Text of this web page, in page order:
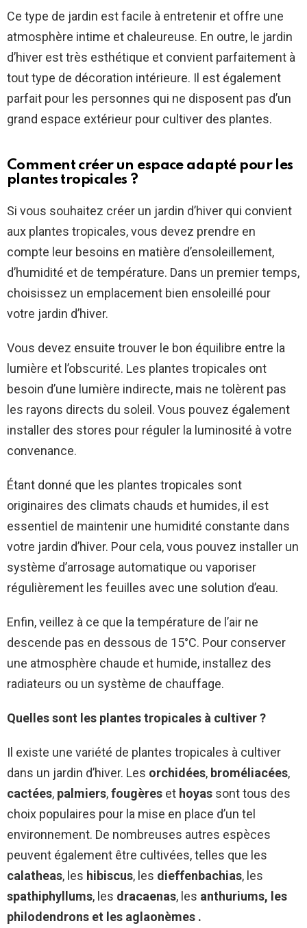
Ce type de jardin est facile à entretenir et offre une
atmosphère intime et chaleureuse. En outre, le jardin
d’hiver est très esthétique et convient parfaitement à
tout type de décoration intérieure. Il est également
parfait pour les personnes qui ne disposent pas d’un
grand espace extérieur pour cultiver des plantes.
Comment créer un espace adapté pour les
plantes tropicales ?
Si vous souhaitez créer un jardin d’hiver qui convient
aux plantes tropicales, vous devez prendre en
compte leur besoins en matière d’ensoleillement,
d’humidité et de température. Dans un premier temps,
choisissez un emplacement bien ensoleillé pour
votre jardin d’hiver.
Vous devez ensuite trouver le bon équilibre entre la
lumière et l’obscurité. Les plantes tropicales ont
besoin d’une lumière indirecte, mais ne tolèrent pas
les rayons directs du soleil. Vous pouvez également
installer des stores pour réguler la luminosité à votre
convenance.
Étant donné que les plantes tropicales sont
originaires des climats chauds et humides, il est
essentiel de maintenir une humidité constante dans
votre jardin d’hiver. Pour cela, vous pouvez installer un
système d’arrosage automatique ou vaporiser
régulièrement les feuilles avec une solution d’eau.
Enfin, veillez à ce que la température de l’air ne
descende pas en dessous de 15°C. Pour conserver
une atmosphère chaude et humide, installez des
radiateurs ou un système de chauffage.
Quelles sont les plantes tropicales à cultiver ?
Il existe une variété de plantes tropicales à cultiver
dans un jardin d’hiver. Les orchidées, broméliacées,
cactées, palmiers,fougères et hoyas sont tous des
choix populaires pour la mise en place d’un tel
environnement. De nombreuses autres espèces
peuvent également être cultivées, telles que les
calatheas, les hibiscus, les dieffenbachias, les
spathiphyllums, les dracaenas, les anthuriums, les
philodendrons et les aglaonèmes .